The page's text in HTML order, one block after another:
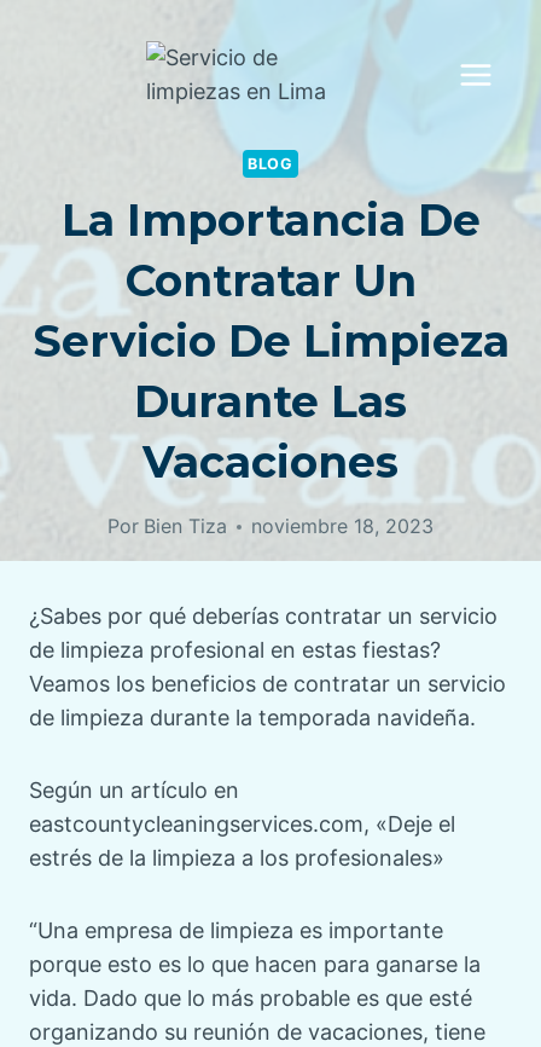
BLOG
La Importancia De
Contratar Un
Servicio De Limpieza
Durante Las
Vacaciones
Por Bien Tiza noviembre 18, 2023
¿Sabes por qué deberías contratar un servicio
de limpieza profesional en estas fiestas?
Veamos los beneficios de contratar un servicio
de limpieza durante la temporada navideña.
Según un artículo en
eastcountycleaningservices.com, «Deje el
estrés de la limpieza a los profesionales»
“Una empresa de limpieza es importante
porque esto es lo que hacen para ganarse la
vida. Dado que lo más probable es que esté
organizando su reunión de vacaciones, tiene